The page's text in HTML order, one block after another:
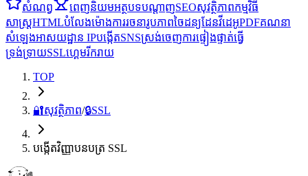
សំណព្វ ពេញនិយមអត្ថបទបណ្តាញSEOសុវត្ថិភាពកម្មវិធី
សាស្ត្រHTMLបំលែងម៉ោងការរចនារូបភាពចៃដន្យដែនវីដេអូPDFគណនា
សំឡេងអាសយដ្ឋាន IPបង្កើតSNSស្រង់ចេញការផ្ទៀងផ្ទាត់ធ្វើ
ទ្រង់ទ្រាយSSLហ្គេមរីករាយ
TOP
🔐សុវត្ថិភាព/🔒SSL
បង្កើតវិញ្ញាបនបត្រ SSL